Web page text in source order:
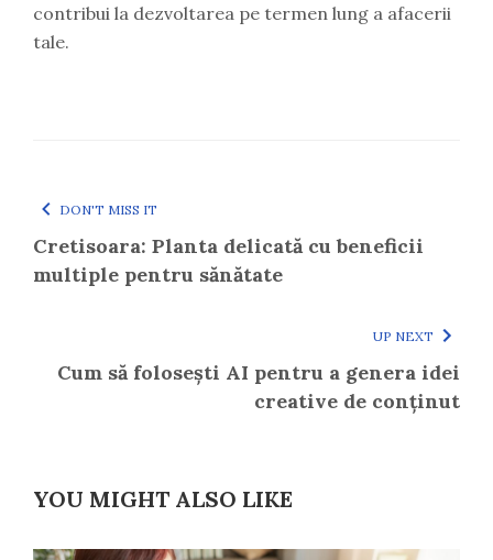
contribui la dezvoltarea pe termen lung a afacerii
tale.
DON'T MISS IT
Cretisoara: Planta delicată cu beneficii
multiple pentru sănătate
UP NEXT
Cum să folosești AI pentru a genera idei
creative de conținut
YOU MIGHT ALSO LIKE